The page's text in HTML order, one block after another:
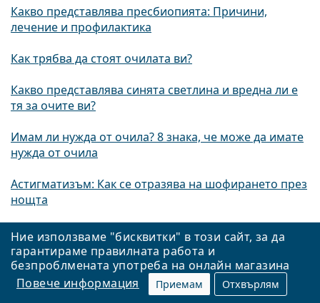
Ние използваме "бисквитки" в този сайт, за да
гарантираме правилната работа и
безпроблмената употреба на онлайн магазина
Повече информация
Приемам Отхвърлям
Какво представлява пресбиопията: Причини,
лечение и профилактика
Как трябва да стоят очилата ви?
Какво представлява синята светлина и вредна ли е
тя за очите ви?
Имам ли нужда от очила? 8 знака, че може да имате
нужда от очила
Астигматизъм: Как се отразява на шофирането през
нощта
Най-добрите очила за лицa със сърцевидна форма
Най-добрите очила за кръгли лица
Най-добрите очила за овални лица